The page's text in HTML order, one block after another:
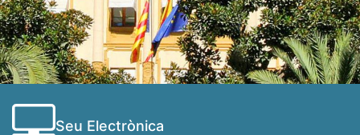
Seu Electrònica